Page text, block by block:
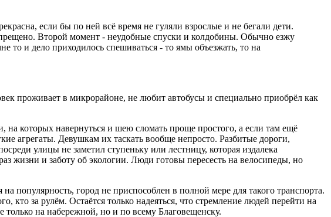
если бы по ней всё время не гуляли взрослые и не бегали дети.
Второй момент - неудобные спуски и колдобины. Обычно езжу
то и дело приходилось спешиваться - то ямы объезжать, то на
проживает в микрорайоне, не любит автобусы и специально приобрёл как
которых навернуться и шею сломать проще простого, а если там ещё
агрегаты. Девушкам их таскать вообще непросто. Разбитые дороги,
улицы не заметил ступеньку или лестницу, которая издалека
жизни и заботу об экологии. Люди готовы пересесть на велосипеды, но
популярность, город не приспособлен в полной мере для такого транспорта.
за рулём. Остаётся только надеяться, что стремление людей перейти на
только на набережной, но и по всему Благовещенску.